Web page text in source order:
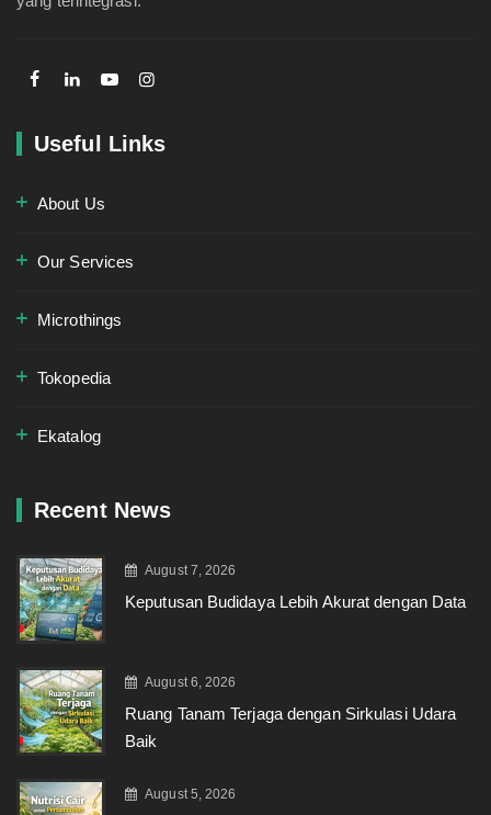
Useful Links
About Us
Our Services
Microthings
Tokopedia
Ekatalog
Recent News
August 7, 2026
Keputusan Budidaya Lebih Akurat dengan Data
August 6, 2026
Ruang Tanam Terjaga dengan Sirkulasi Udara
Baik
August 5, 2026